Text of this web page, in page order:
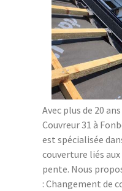
Avec plus de 20
Couvreur 31 à
est spécialisée
couverture liés
pente. Nous
: Changement de